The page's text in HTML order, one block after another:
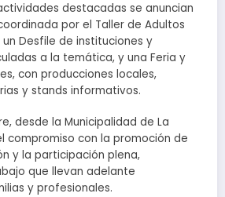
destacadas se anuncian
por el Taller de Adultos
un Desfile de instituciones y
a la temática, y una Feria y
con producciones locales,
y stands informativos.
desde la Municipalidad de La
compromiso con la promoción de
y la participación plena,
que llevan adelante
y profesionales.